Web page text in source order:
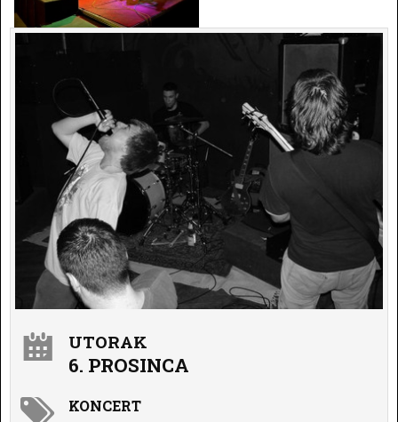
UTORAK
6. PROSINCA
KONCERT